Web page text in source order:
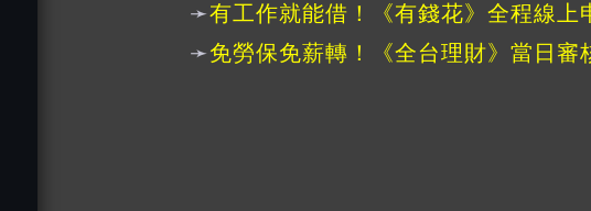
➛有工作就能借！《有錢花》全程線上
➛免勞保免薪轉！《全台理財》當日審